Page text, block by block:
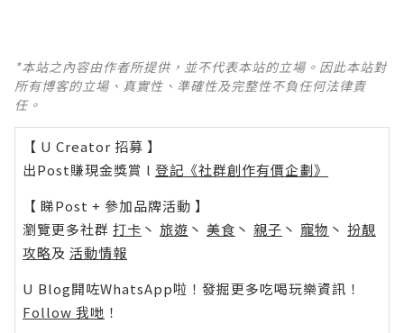
*本站之內容由作者所提供，並不代表本站的立場。因此本站對
所有博客的立場、真實性、準確性及完整性不負任何法律責
任。
【 U Creator 招募 】
出Post賺現金獎賞 l 登記《社群創作有價企劃》
【 睇Post + 參加品牌活動 】
瀏覽更多社群 打卡 丶 旅遊 丶 美食 丶 親子 丶 寵物 丶 扮靚
攻略及 活動情報
U Blog開咗WhatsApp啦！發掘更多吃喝玩樂資訊！
Follow 我哋 ！